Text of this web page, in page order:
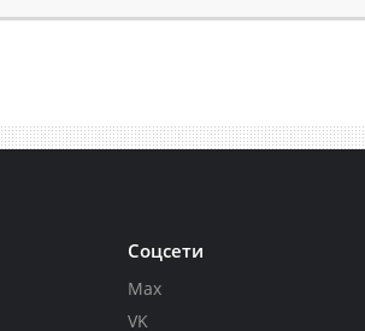
Соцсети
Max
VK